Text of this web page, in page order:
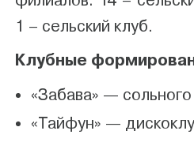
1 – сельский клуб.
Клубные
«Забава» —
«Тайфун» —